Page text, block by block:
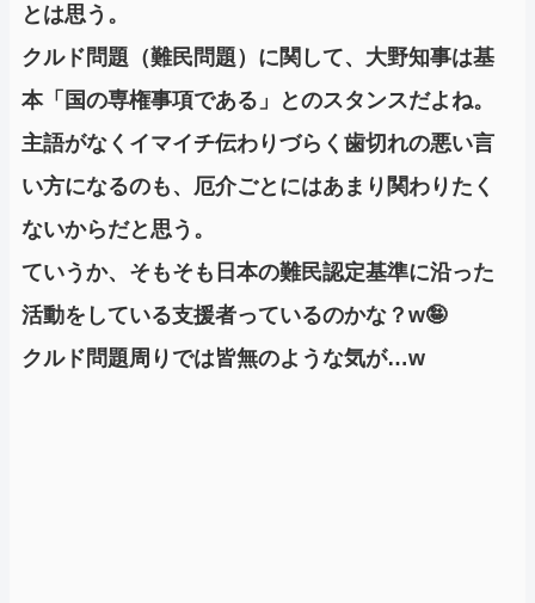
とは思う。
クルド問題（難民問題）に関して、大野知事は基
本「国の専権事項である」とのスタンスだよね。
主語がなくイマイチ伝わりづらく歯切れの悪い言
い方になるのも、厄介ごとにはあまり関わりたく
ないからだと思う。
ていうか、そもそも日本の難民認定基準に沿った
活動をしている支援者っているのかな？w🤪
クルド問題周りでは皆無のような気が…w